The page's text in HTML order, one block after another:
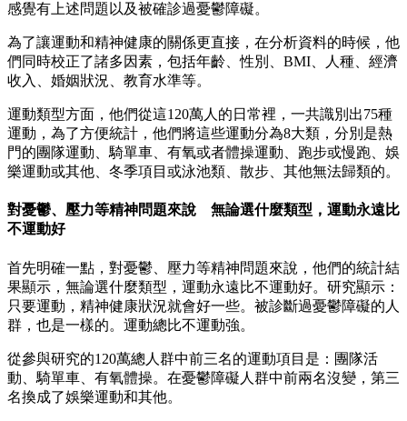
感覺有上述問題以及被確診過憂鬱障礙。
為了讓運動和精神健康的關係更直接，在分析資料的時候，他
們同時校正了諸多因素，包括年齡、性別、BMI、人種、經濟
收入、婚姻狀況、教育水準等。
運動類型方面，他們從這120萬人的日常裡，一共識別出75種
運動，為了方便統計，他們將這些運動分為8大類，分別是熱
門的團隊運動、騎單車、有氧或者體操運動、跑步或慢跑、娛
樂運動或其他、冬季項目或泳池類、散步、其他無法歸類的。
對憂鬱、壓力等精神問題來說 無論選什麼類型，運動永遠比
不運動好
首先明確一點，對憂鬱、壓力等精神問題來說，他們的統計結
果顯示，無論選什麼類型，運動永遠比不運動好。研究顯示：
只要運動，精神健康狀況就會好一些。被診斷過憂鬱障礙的人
群，也是一樣的。運動總比不運動強。
從參與研究的120萬總人群中前三名的運動項目是：團隊活
動、騎單車、有氧體操。在憂鬱障礙人群中前兩名沒變，第三
名換成了娛樂運動和其他。